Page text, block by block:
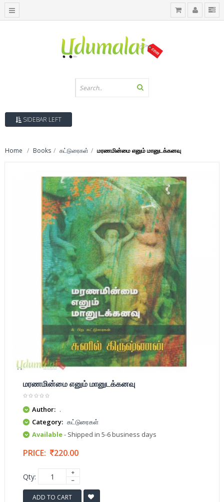
SIDEBAR LEFT
Home Books கட்டுரைகள் மரணமின்மை எனும் மானுடக்கனவு
மரணமின்மை எனும் மானுடக்கனவு
Author: .
Category: கட்டுரைகள்
Available- Shipped in 5-6 business days
PRICE: 220.00
Qty:
ADD TO CART